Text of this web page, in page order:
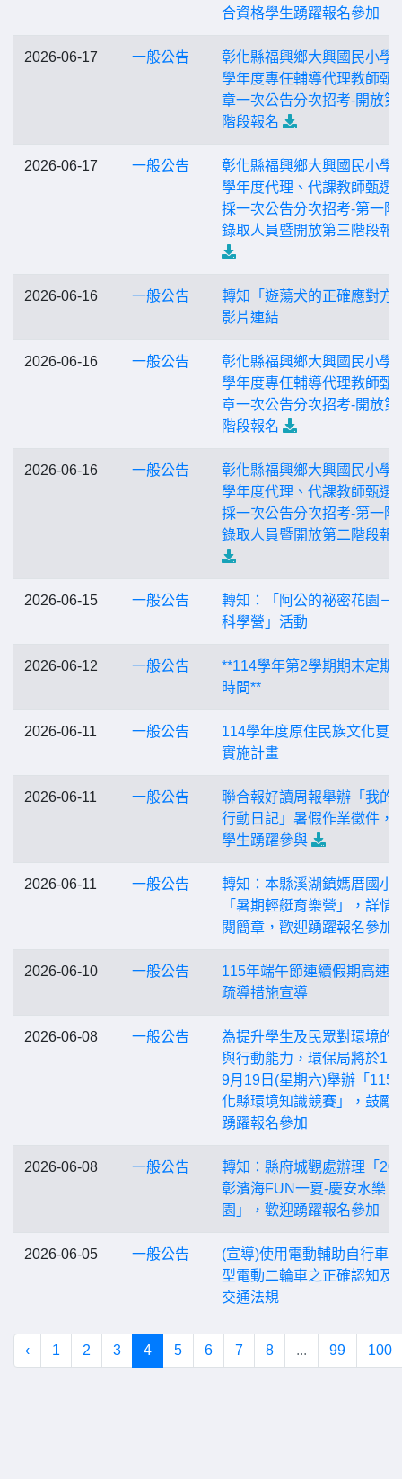
合資格學生踴躍報名參加
2026-06-17 一般公告
彰化縣福興鄉大興國民小學
學年度專任輔導代理教師甄
章一次公告分次招考-開放第
階段報名
2026-06-17 一般公告
彰化縣福興鄉大興國民小學
學年度代理、代課教師甄選
採一次公告分次招考-第一階
錄取人員暨開放第三階段報
2026-06-16 一般公告
轉知「遊蕩犬的正確應對方
影片連結
2026-06-16 一般公告
彰化縣福興鄉大興國民小學
學年度專任輔導代理教師甄
章一次公告分次招考-開放第
階段報名
2026-06-16 一般公告
彰化縣福興鄉大興國民小學
學年度代理、代課教師甄選
採一次公告分次招考-第一階
錄取人員暨開放第二階段報
2026-06-15 一般公告
轉知：「阿公的祕密花園－
科學營」活動
2026-06-12 一般公告
**114學年第2學期期末定期
時間**
2026-06-11 一般公告
114學年度原住民族文化夏
實施計畫
2026-06-11 一般公告
聯合報好讀周報舉辦「我的
行動日記」暑假作業徵件，
學生踴躍參與
2026-06-11 一般公告
轉知：本縣溪湖鎮媽厝國小
「暑期輕艇育樂營」，詳情
閱簡章，歡迎踴躍報名參加
2026-06-10 一般公告
115年端午節連續假期高速
疏導措施宣導
2026-06-08 一般公告
為提升學生及民眾對環境的
與行動能力，環保局將於
9月19日(星期六)舉辦「115
化縣環境知識競賽」，鼓勵
踴躍報名參加
2026-06-08 一般公告
轉知：縣府城觀處辦理「
彰濱海FUN一夏-慶安水樂
園」，歡迎踴躍報名參加
2026-06-05 一般公告
(宣導)使用電動輔助自行車
型電動二輪車之正確認知及
交通法規
‹ 1 2 3 4 5 6 7 8 ... 99 100